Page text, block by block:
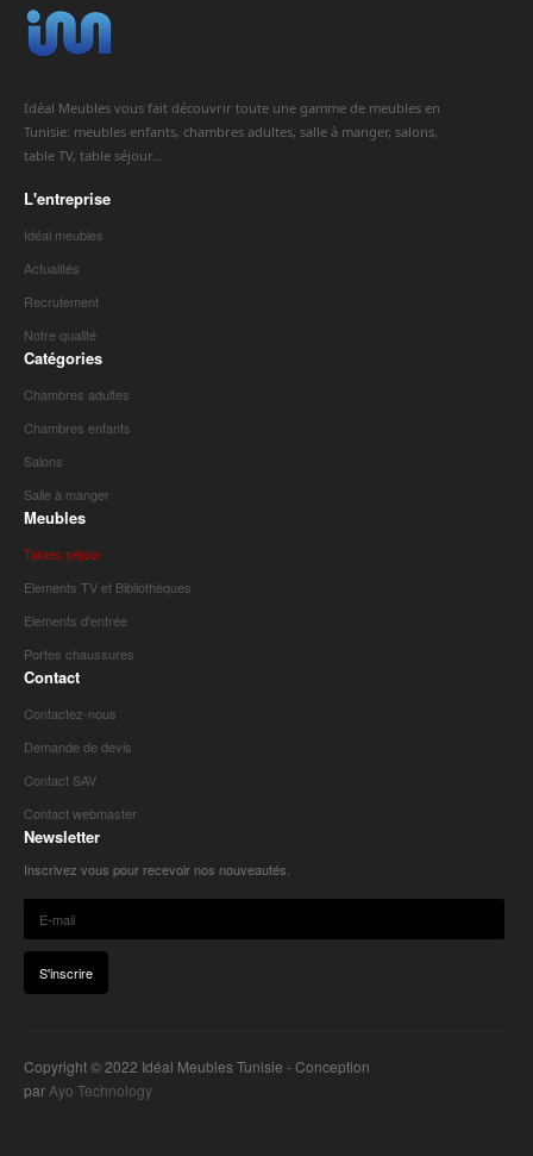
Idéal Meubles vous fait découvrir toute une gamme de meubles en
Tunisie: meubles enfants, chambres adultes, salle à manger, salons,
table TV, table séjour...
L'entreprise
Idéal meubles
Actualités
Recrutement
Notre qualité
Catégories
Chambres adultes
Chambres enfants
Salons
Salle à manger
Meubles
Tables séjour
Elements TV et Bibliothèques
Elements d'entrée
Portes chaussures
Contact
Contactez-nous
Demande de devis
Contact SAV
Contact webmaster
Newsletter
Inscrivez vous pour recevoir nos nouveautés.
Copyright © 2022 Idéal Meubles Tunisie - Conception
par Ayo Technology